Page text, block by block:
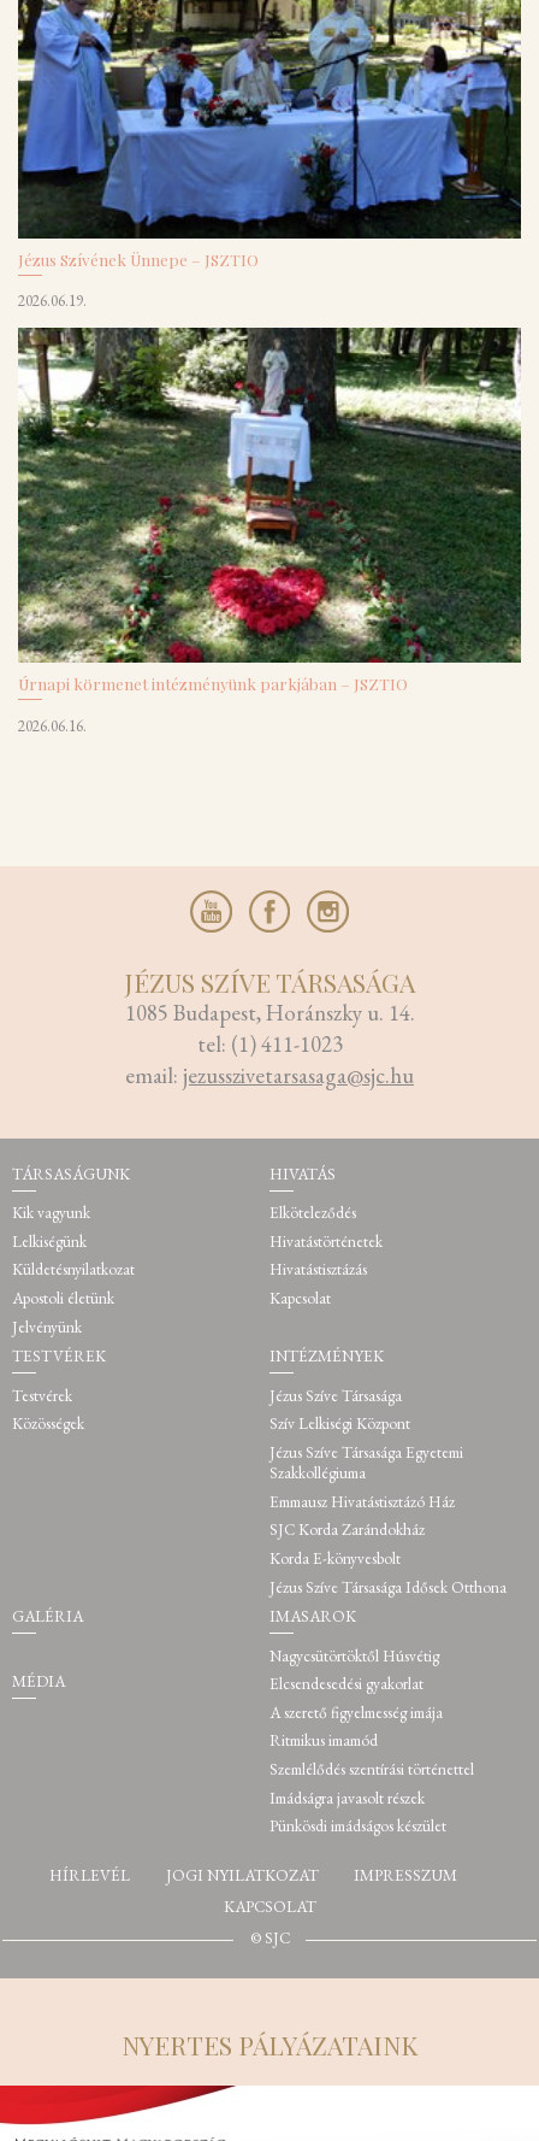
Jézus Szívének Ünnepe – JSZTIO
2026.06.19.
Úrnapi körmenet intézményünk parkjában – JSZTIO
2026.06.16.
JÉZUS SZÍVE TÁRSASÁGA
1085 Budapest, Horánszky u. 14.
tel: (1) 411-1023
email: jezusszivetarsasaga@sjc.hu
TÁRSASÁGUNK
Kik vagyunk
Lelkiségünk
Küldetésnyilatkozat
Apostoli életünk
Jelvényünk
HIVATÁS
Elköteleződés
Hivatástörténetek
Hivatástisztázás
Kapcsolat
TESTVÉREK
Testvérek
Közösségek
INTÉZMÉNYEK
Jézus Szíve Társasága
Szív Lelkiségi Központ
Jézus Szíve Társasága Egyetemi
Szakkollégiuma
Emmausz Hivatástisztázó Ház
SJC Korda Zarándokház
Korda E-könyvesbolt
Jézus Szíve Társasága Idősek Otthona
GALÉRIA
MÉDIA
IMASAROK
Nagycsütörtöktől Húsvétig
Elcsendesedési gyakorlat
A szerető figyelmesség imája
Ritmikus imamód
Szemlélődés szentírási történettel
Imádságra javasolt részek
Pünkösdi imádságos készület
HÍRLEVÉL JOGI NYILATKOZAT
IMPRESSZUM
KAPCSOLAT
© SJC
NYERTES PÁLYÁZATAINK